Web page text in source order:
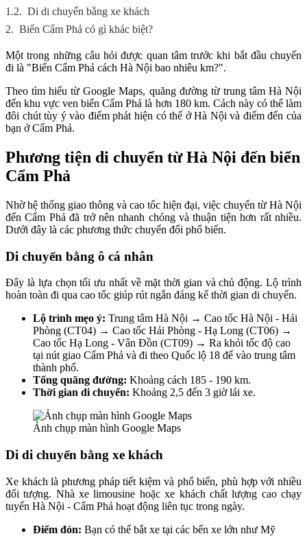
1.2. Di di chuyển bằng xe khách
2. Biển Cẩm Phả có gì khác biệt?
Một trong những câu hỏi được quan tâm trước khi bắt đầu chuyến
đi là "Biển Cẩm Phả cách Hà Nội bao nhiêu km?".
Theo tìm hiểu từ Google Maps, quãng đường từ trung tâm Hà Nội
đến khu vực ven biển Cẩm Phả là hơn 180 km. Cách này có thể làm
đôi chút tùy ý vào điểm phát hiện có thể ở Hà Nội và điểm đến của
bạn ở Cẩm Phả.
Phương tiện di chuyển từ Hà Nội đến biển
Cẩm Phả
Nhờ hệ thống giao thông và cao tốc hiện đại, việc chuyển từ Hà Nội
đến Cẩm Phả đã trở nên nhanh chóng và thuận tiện hơn rất nhiều.
Dưới đây là các phương thức chuyển đổi phổ biến.
Di chuyển bằng ô cá nhân
Đây là lựa chọn tối ưu nhất về mặt thời gian và chủ động. Lộ trình
hoàn toàn đi qua cao tốc giúp rút ngắn đáng kể thời gian di chuyển.
Lộ trình mẹo ý: Trung tâm Hà Nội → Cao tốc Hà Nội - Hải
Phòng (CT04) → Cao tốc Hải Phòng - Hạ Long (CT06) →
Cao tốc Hạ Long - Vân Đồn (CT09) → Ra khỏi tốc độ cao
tại nút giao Cẩm Phả và đi theo Quốc lộ 18 để vào trung tâm
thành phố.
Tổng quãng đường: Khoảng cách 185 - 190 km.
Thời gian di chuyển: Khoảng 2,5 đến 3 giờ lái xe.
Ảnh chụp màn hình Google Maps
Di di chuyển bằng xe khách
Xe khách là phương pháp tiết kiệm và phổ biến, phù hợp với nhiều
đối tượng. Nhà xe limousine hoặc xe khách chất lượng cao chạy
tuyến Hà Nội - Cẩm Phả hoạt động liên tục trong ngày.
Điểm đón: Bạn có thể bắt xe tại các bến xe lớn như Mỹ